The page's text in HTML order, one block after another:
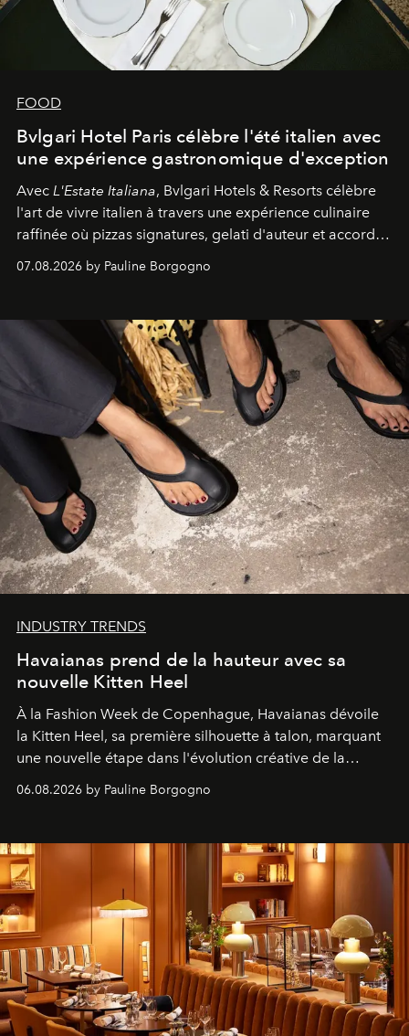
FOOD
Bvlgari Hotel Paris célèbre l'été italien avec
une expérience gastronomique d'exception
Avec L'Estate Italiana, Bvlgari Hotels & Resorts célèbre
l'art de vivre italien à travers une expérience culinaire
raffinée où pizzas signatures, gelati d'auteur et accords
07.08.2026 by Pauline Borgogno
INDUSTRY TRENDS
Havaianas prend de la hauteur avec sa
nouvelle Kitten Heel
À la Fashion Week de Copenhague, Havaianas dévoile
la Kitten Heel, sa première silhouette à talon, marquant
une nouvelle étape dans l'évolution créative de la
06.08.2026 by Pauline Borgogno